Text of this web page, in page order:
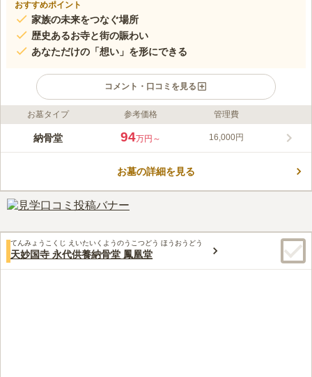
おすすめポイント
家族の未来をつなぐ場所
歴史あるお寺と街の賑わい
あなただけの「想い」を形にできる
コメント・口コミを見る
ライフドット編集部のコメント
赤坂一ツ木陵苑は、業界唯一の機能「家系樹」を備え、お墓の横
になりがちな室内のお墓に、生花や水をお供えするなど、故人へ
「赤坂不動尊 威徳寺」が運営しており、寺ヨガや写経といった
文化的な催しも人気です。また、お子様の文字や好きな言葉を刻
シンプルで美しい設計は、清掃がしやすく、清潔な環境を維持で
きます。賑やかな赤坂の街にあるため、お参りの帰りにはランチ
や買い物を楽しむことができ、亡き人も喜んでくれるでしょう。
口コミ評価
50代女性
都会の真ん中にあるので、周辺にホテルや飲食店をはじめ様々な
店舗や施設が揃っており、大変便利でありがたいです。
口コミの続きを読む
お墓タイプ 参考価格 管理費
納骨堂 94万円～ 16,000円
お墓の詳細を見る
てんみょうこくじ えいたいくようのうこつどう ほうおうどう
天妙国寺 永代供養納骨堂 鳳凰堂